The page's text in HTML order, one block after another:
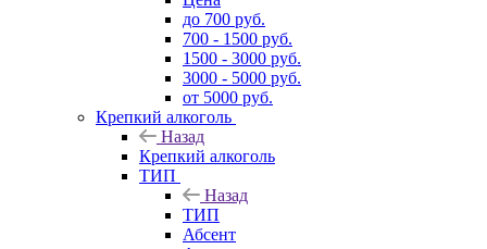
до 700 руб.
700 - 1500 руб.
1500 - 3000 руб.
3000 - 5000 руб.
от 5000 руб.
Крепкий алкоголь
Назад
Крепкий алкоголь
ТИП
Назад
ТИП
Абсент